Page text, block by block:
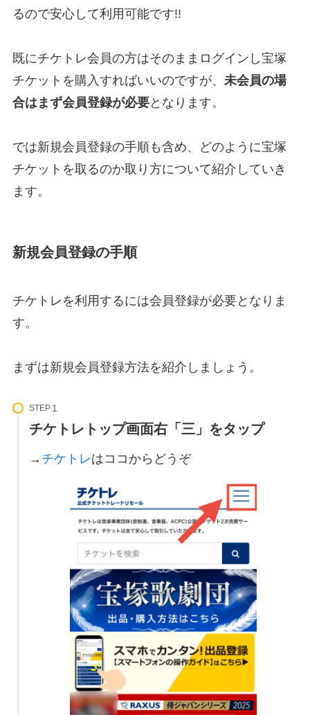
るので安心して利用可能です!!
既にチケトレ会員の方はそのままログインし宝塚
チケットを購入すればいいのですが、 未会員の場
合はまず会員登録が必要となります。
では新規会員登録の手順も含め、どのように宝塚
チケットを取るのか取り方について紹介していき
ます。
新規会員登録の手順
チケトレを利用するには会員登録が必要となりま
す。
まずは新規会員登録方法を紹介しましょう。
STEP
チケトレトップ画面右「三」をタップ
→ チケトレはココからどうぞ